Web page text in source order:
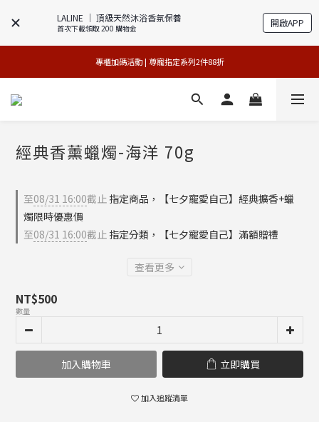
LALINE │ 頂級天然沐浴香氛保養
首次下載領取 200 購物金 開啟APP
買1送1特賣會 | 台中大遠百店 / 南紡店
買1送1特賣會 | 台中大遠百店 / 南紡店
專櫃加碼活動 | 尊寵指定系列2件88折
限量版紅心皇后 | 官網8/9搶先登場
經典香薰蠟燭-海洋 70g
至08/31 16:00截止 指定商品，【七夕寵愛自己】經典擴香+蠟
燭限時優惠價
至08/31 16:00截止 指定分類，【七夕寵愛自己】滿額贈禮
查看更多
NT$500
數量
加入購物車 立即購買
加入追蹤清單